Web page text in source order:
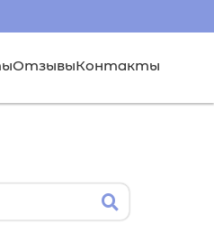
ОтзывыКонтакты